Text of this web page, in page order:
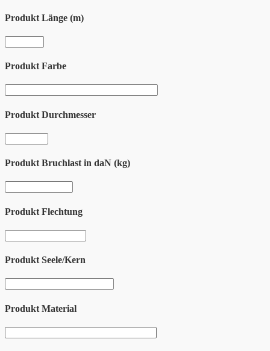
Produkt Länge (m)
Produkt Farbe
Produkt Durchmesser
Produkt Bruchlast in daN (kg)
Produkt Flechtung
Produkt Seele/Kern
Produkt Material